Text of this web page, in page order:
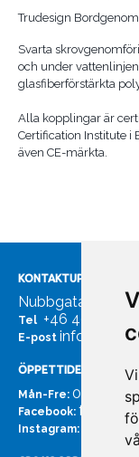
Trudesign
Svarta
och under
glasfiberförstärkta
Alla kopplingar är
Certification Institute i
även CE-märkta.
KONTAKTUPPGIFTER
Nubbgatan 7, 211
Tel +46 40185561
E-post
ÖPPETTIDER
Mån-Fre: 07:00 -
Facebook:
Instagram: